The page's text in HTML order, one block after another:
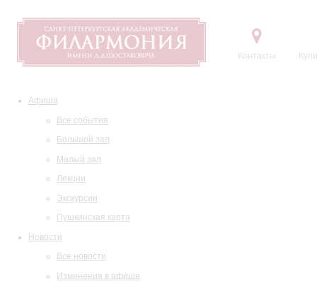
Контакты
Афиша
Все события
Большой зал
Малый зал
Лекции
Экскурсии
Пушкинская карта
Новости
Все новости
Изменения в афише